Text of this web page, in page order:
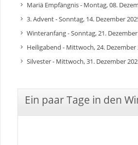
Mariä Empfängnis - Montag, 08.
3. Advent - Sonntag, 14. Dezember
Winteranfang - Sonntag, 21.
Heiligabend - Mittwoch, 24. Dezember
Silvester - Mittwoch, 31. Dezember
Ein paar Tage in den